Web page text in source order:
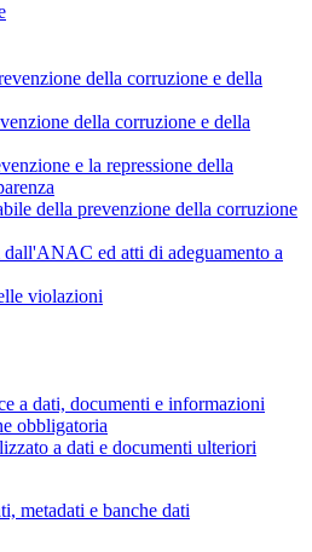
della corruzione e della
della corruzione e della
e la repressione della
della prevenzione della corruzione
ed atti di adeguamento a
violazioni
a dati, documenti e informazioni
obbligatoria
a dati e documenti ulteriori
metadati e banche dati